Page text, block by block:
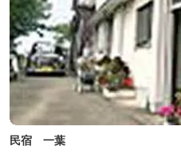
民宿 一葉